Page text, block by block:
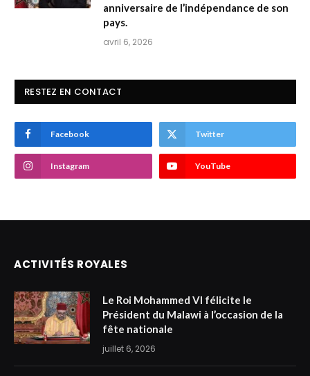
anniversaire de l’indépendance de son
pays.
avril 6, 2026
RESTEZ EN CONTACT
Facebook Twitter
Instagram YouTube
ACTIVITÉS ROYALES
Le Roi Mohammed VI félicite le
Président du Malawi à l’occasion de la
fête nationale
juillet 6, 2026